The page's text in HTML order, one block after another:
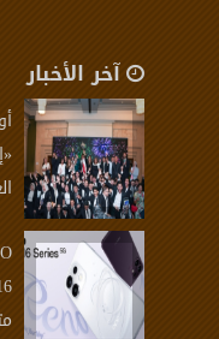
آخر الأخبار